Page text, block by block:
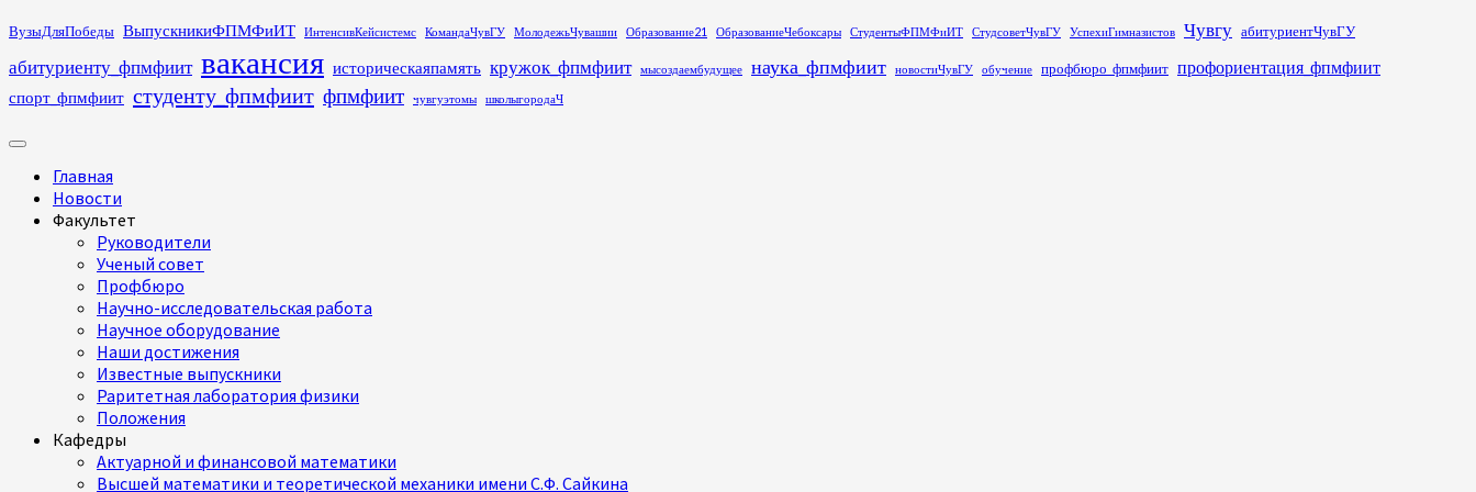
Перейти
содержимому
ВузыДляПобеды ВыпускникиФПМФиИТ ИнтенсивКейсистемс КомандаЧувГУ МолодежьЧувашии Образование21 ОбразованиеЧебоксары СтудентыФПМФиИТ СтудсоветЧувГУ УспехиГимназистов Чувгу абитуриентЧувГУ
абитуриенту_фпмфиит вакансия историческаяпамять кружок_фпмфиит мысоздаембудущее наука_фпмфиит новостиЧувГУ обучение профбюро_фпмфиит профориентация_фпмфиит
спорт_фпмфиит студенту_фпмфиит фпмфиит чувгуэтомы школыгородаЧ
Основное
Главная
Новости
Факультет
Руководители
Ученый совет
Профбюро
Научно-исследовательская работа
Научное оборудование
Наши достижения
Известные выпускники
Раритетная лаборатория физики
Положения
Кафедры
Актуарной и финансовой математики
Высшей математики и теоретической механики имени С.Ф. Сайкина